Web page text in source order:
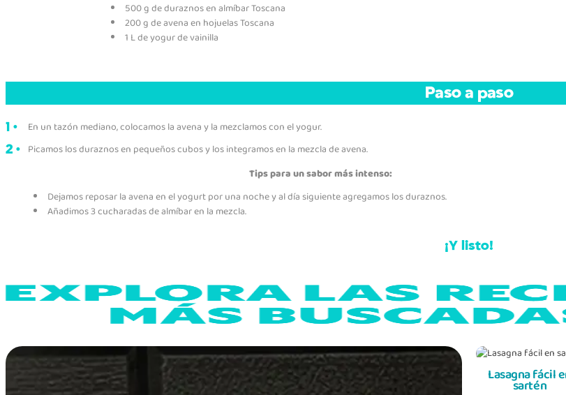
500 g de duraznos en almíbar Toscana
200 g de avena en hojuelas Toscana
1 L de yogur de vainilla
Paso a paso
En un tazón mediano, colocamos la avena y la mezclamos con el yogur.
Picamos los duraznos en pequeños cubos y los integramos en la mezcla de avena.
Tips para un sabor más intenso:
Dejamos reposar la avena en el yogurt por una noche y al día siguiente agregamos los duraznos.
Añadimos 3 cucharadas de almíbar en la mezcla.
¡Y listo!
Lasagna fácil
sartén